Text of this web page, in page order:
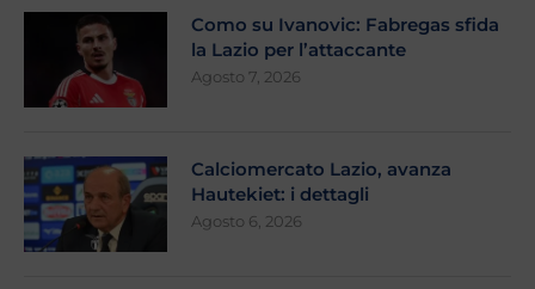
Como su Ivanovic: Fabregas sfida
la Lazio per l’attaccante
Agosto 7, 2026
Calciomercato Lazio, avanza
Hautekiet: i dettagli
Agosto 6, 2026